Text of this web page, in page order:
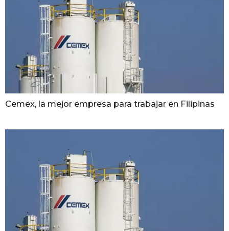
Cemex, la mejor empresa para trabajar en Filipinas